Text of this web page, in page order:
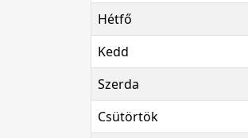
Hétfő
Kedd
Szerda
Csütörtök